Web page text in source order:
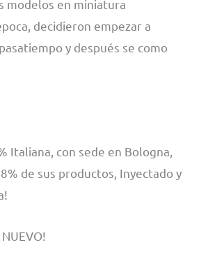
modelos en miniatura
decidieron empezar a
y después se como
Italiana, con sede en Bologna,
de sus productos, Inyectado y